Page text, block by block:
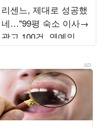
리센느, 제대로 성공했
네…"99평 숙소 이사→
광고 100건, 연예인병
경계" ('전참시')